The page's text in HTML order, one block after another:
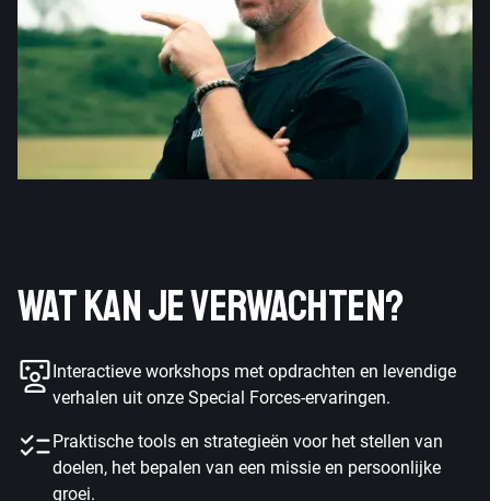
WAT KAN JE VERWACHTEN?
Interactieve workshops met opdrachten en levendige
verhalen uit onze Special Forces-ervaringen.
Praktische tools en strategieën voor het stellen van
doelen, het bepalen van een missie en persoonlijke
groei.